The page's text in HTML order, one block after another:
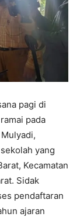
pagi di
pada
yang
Kecamatan
Sidak
pendaftaran
ajaran